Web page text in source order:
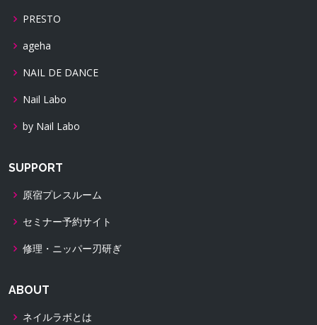
PRESTO
ageha
NAIL DE DANCE
Nail Labo
by Nail Labo
SUPPORT
原宿プレスルーム
セミナー予約サイト
修理・ニッパー刃研ぎ
ABOUT
ネイルラボとは